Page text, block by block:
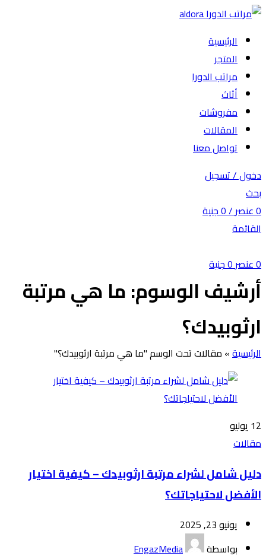
الرئيسية
المتجر
مراتب الدورا
أثاث
مفروشات
المقالات
تواصل معنا
دخول / تسجيل
بحث
0عنصر/
0جنية
القائمة
0عنصر0جنية
أرشيف الوسوم: ما هي مرتبة
ارثوبيدك؟
الرئيسية» مقالات تحت الوسم "ما هي مرتبة ارثوبيدك؟"
12 يوليو
مقالات
دليل شامل لشراء مرتبة ارثوبيدك – كيفية اختيار
الأفضل لاحتياجاتك؟
يونيو 23, 2025
بواسطة
EngazMedia